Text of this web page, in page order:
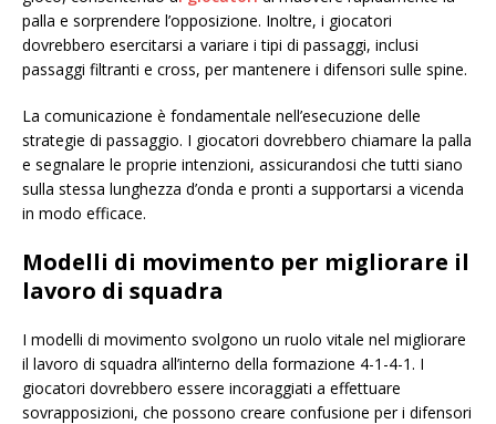
palla e sorprendere l’opposizione. Inoltre, i giocatori
dovrebbero esercitarsi a variare i tipi di passaggi, inclusi
passaggi filtranti e cross, per mantenere i difensori sulle spine.
La comunicazione è fondamentale nell’esecuzione delle
strategie di passaggio. I giocatori dovrebbero chiamare la palla
e segnalare le proprie intenzioni, assicurandosi che tutti siano
sulla stessa lunghezza d’onda e pronti a supportarsi a vicenda
in modo efficace.
Modelli di movimento per migliorare il
lavoro di squadra
I modelli di movimento svolgono un ruolo vitale nel migliorare
il lavoro di squadra all’interno della formazione 4-1-4-1. I
giocatori dovrebbero essere incoraggiati a effettuare
sovrapposizioni, che possono creare confusione per i difensori